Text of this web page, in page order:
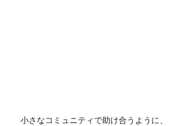
小さなコミュニティで助け合うように、